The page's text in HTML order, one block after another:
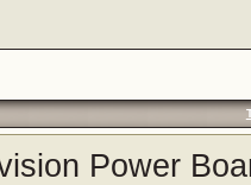
Power